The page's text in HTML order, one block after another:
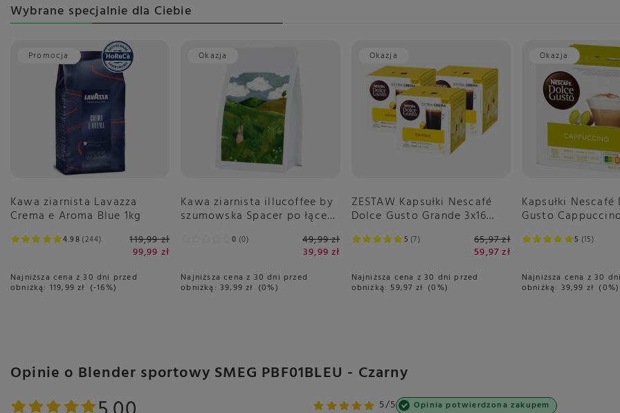
Wybrane specjalnie dla Ciebie
Promocja
4.98 244
Kawa ziarnista Lavazza
Crema e Aroma Blue 1kg
119,99 zł
99,99 zł
Najniższa cena z 30 dni przed
obniżką: 119,99 zł -16%
Okazja
0 0
Kawa ziarnista illucoffee by
szumowska Spacer po łące
49,99 zł
39,99 zł
Najniższa cena z 30 dni przed
obniżką:39,99 zł 0%
Okazja
5 7
ZESTAW Kapsułki Nescafé
Dolce Gusto Grande 3x16
65,97 zł
59,97 zł
Najniższa cena z 30 dni przed
obniżką: 59,97 zł 0%
Okazja
5 15
Kapsułki Nescafé
Gusto
Najniższa cena z 30
obniżką: 39,99 zł 0%
Opinie o Blender sportowy SMEG PBF01BLEU - Czarny
5/5 Opinia potwierdzona zakupem